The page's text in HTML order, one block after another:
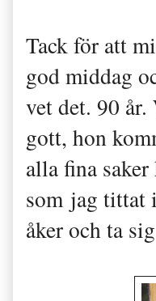
Tack för att
god middag
vet det. 90
gott, hon
alla fina
som jag tittat
åker och ta